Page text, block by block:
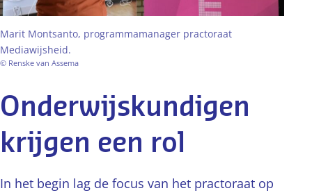
Marit Montsanto, programmamanager practoraat
Mediawijsheid.
© Renske van Assema
Onderwijskundigen
krijgen een rol
In het begin lag de focus van het practoraat op